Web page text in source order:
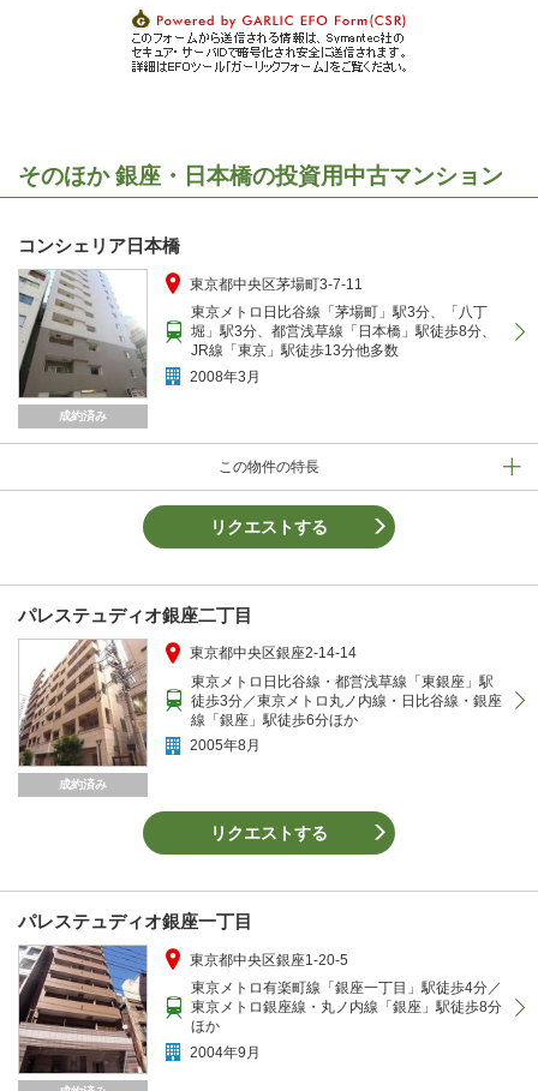
そのほか 銀座・日本橋の投資用中古マンション
コンシェリア日本橋
成約済み
この物件の特長
東京都中央区茅場町3-7-11
東京メトロ日比谷線「茅場町」駅3分、「八丁
堀」駅3分、都営浅草線「日本橋」駅徒歩8分、
JR線「東京」駅徒歩13分他多数
2008年3月
リクエストする
パレステュディオ銀座二丁目
成約済み
東京都中央区銀座2-14-14
東京メトロ日比谷線・都営浅草線「東銀座」駅
徒歩3分／東京メトロ丸ノ内線・日比谷線・銀座
線「銀座」駅徒歩6分ほか
2005年8月
リクエストする
パレステュディオ銀座一丁目
東京都中央区銀座1-20-5
東京メトロ有楽町線「銀座一丁目」駅徒歩4分／
東京メトロ銀座線・丸ノ内線「銀座」駅徒歩8分
ほか
2004年9月